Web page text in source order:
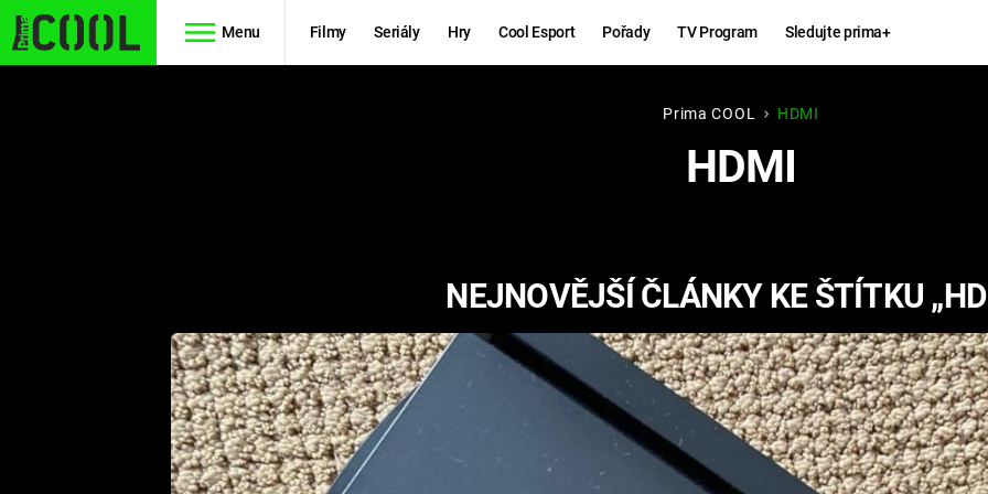
Menu Filmy Seriály Hry Cool Esport Pořady TV Program Sledujte prima+
FUTURAMA
RYCHLE A
ZBĚSILE 10
PREDÁTOR
KINGDOM
COME:
DELIVERANCE
ESPORT
CHUCK
NORRIS
Prima COOL HDMI
HDMI
NEJNOVĚJŠÍ ČLÁNKY KE ŠTÍTKU